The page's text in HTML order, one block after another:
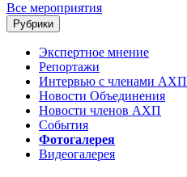
Все мероприятия
Рубрики
Экспертное мнение
Репортажи
Интервью с членами АХП
Новости Объединения
Новости членов АХП
События
Фотогалерея
Видеогалерея